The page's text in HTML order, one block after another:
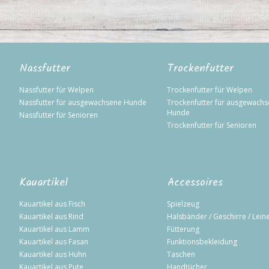
Nassfutter
Nassfutter für Welpen
Nassfutter für ausgewachsene Hunde
Nassfutter für Senioren
Trockenfutter
Trockenfutter für Welpen
Trockenfutter für
Hunde
Trockenfutter für Senioren
Kauartikel
Kauartikel aus Fisch
Kauartikel aus Rind
Kauartikel aus Lamm
Kauartikel aus Fasan
Kauartikel aus Huhn
Kauartikel aus Pute
Accessoires
Spielzeug
Halsbänder / Geschirre /
Fütterung
Funktionsbekleidung
Taschen
Handtücher